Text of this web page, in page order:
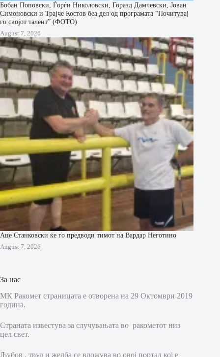
Бобан Поповски, Ѓорѓи Николовски, Горазд Дамчевски, Јован
Симоновски и Трајче Костов беа дел од програмата “Почитувај
го својот талент” (ФОТО)
August 7, 2026
Аце Станковски ќе го предводи тимот на Вардар Неготино
August 7, 2026
За нас
МК Ракомет страницата е отворена на 29 Октомври 2019
година.
Страната известува за случувањата во ракометот низ
цел свет.
Љубов , труд и желба се вложува во овој портал кој е